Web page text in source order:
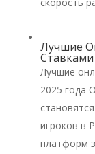
Лучшие
Лучшие
2025 года
игроков в
платформ